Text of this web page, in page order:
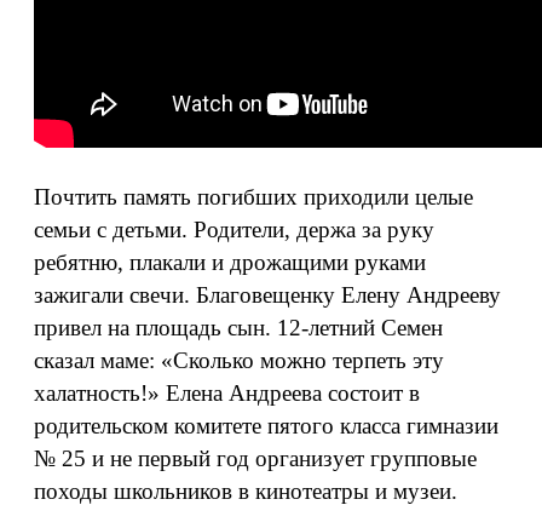
Почтить память погибших приходили целые
семьи с детьми. Родители, держа за руку
ребятню, плакали и дрожащими руками
зажигали свечи. Благовещенку Елену Андрееву
привел на площадь сын. 12-летний Семен
сказал маме: «Сколько можно терпеть эту
халатность!» Елена Андреева состоит в
родительском комитете пятого класса гимназии
№ 25 и не первый год организует групповые
походы школьников в кинотеатры и музеи.